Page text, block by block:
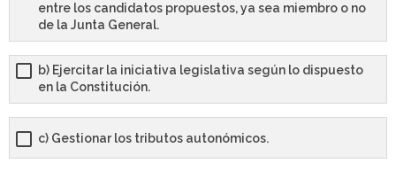
entre los candidatos propuestos, ya sea miembro o no
de la Junta General.
b) Ejercitar la iniciativa legislativa según lo dispuesto
en la Constitución.
c) Gestionar los tributos autonómicos.